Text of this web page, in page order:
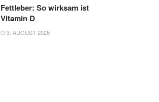
Fettleber: So wirksam ist
Vitamin D
3. AUGUST 2026